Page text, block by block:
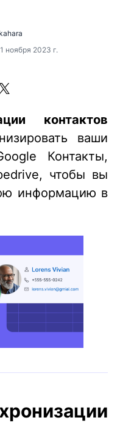
ноября 2023 г.
контактов
ваши
Контакты,
чтобы вы
информацию в